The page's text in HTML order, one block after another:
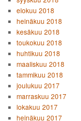
elokuu 2018
heinäkuu 2018
kesäkuu 2018
toukokuu 2018
huhtikuu 2018
maaliskuu 2018
tammikuu 2018
joulukuu 2017
marraskuu 2017
lokakuu 2017
heinäkuu 2017